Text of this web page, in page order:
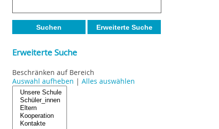
Suchen Erweiterte Suche
Erweiterte Suche
Beschränken auf Bereich
Auswahl aufheben | Alles auswählen